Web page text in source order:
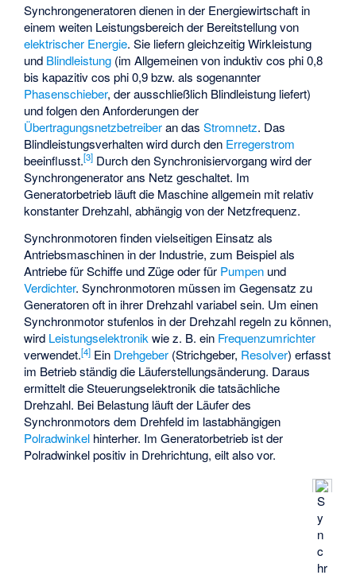
Synchrongeneratoren dienen in der Energiewirtschaft in
einem weiten Leistungsbereich der Bereitstellung von
elektrischer Energie. Sie liefern gleichzeitig Wirkleistung
und Blindleistung (im Allgemeinen von induktiv cos phi 0,8
bis kapazitiv cos phi 0,9 bzw. als sogenannter
Phasenschieber, der ausschließlich Blindleistung liefert)
und folgen den Anforderungen der
Übertragungsnetzbetreiberan dasStromnetz. Das
Blindleistungsverhalten wird durch den Erregerstrom
beeinflusst.[3] Durch denSynchronisiervorgangwird der
Synchrongenerator ans Netz geschaltet. Im
Generatorbetrieb läuft die Maschine allgemein mit relativ
konstanter Drehzahl, abhängig von der Netzfrequenz.
Synchronmotoren finden vielseitigen Einsatz als
Antriebsmaschinen in der Industrie, zum Beispiel als
Antriebe für Schiffe und Züge oder für Pumpen und
Verdichter. Synchronmotoren müssen im Gegensatz zu
Generatoren oft in ihrer Drehzahl variabel sein. Um einen
Synchronmotor stufenlos in der Drehzahl regeln zu können,
wird Leistungselektronikwie z. B. ein Frequenzumrichter
verwendet.[4] Ein Drehgeber (Strichgeber, Resolver) erfasst
im Betrieb ständig die Läuferstellungsänderung. Daraus
ermittelt die Steuerungselektronik die tatsächliche
Drehzahl. Bei Belastung läuft der Läufer des
Synchronmotors dem Drehfeld im lastabhängigen
Polradwinkel hinterher. Im Generatorbetrieb ist der
Polradwinkel positiv in Drehrichtung, eilt also vor.
S
y
n
c
hr